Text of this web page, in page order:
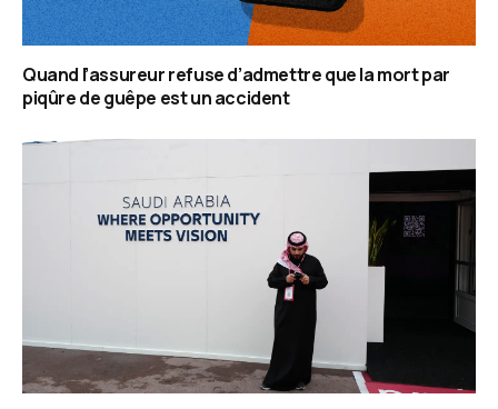
Quand l’assureur refuse d’admettre que la mort par
piqûre de guêpe est un accident